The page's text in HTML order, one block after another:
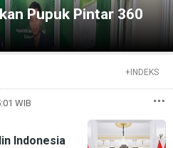
Pupuk Pintar 360
+INDEKS
WIB
Indonesia